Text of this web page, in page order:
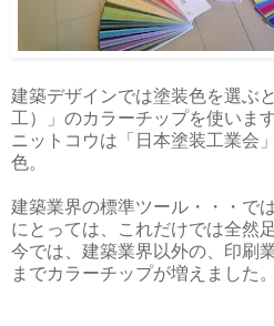
建築デザインでは塗装色を選ぶ
工）」のカラーチップを使います
ニットコウは「日本塗装工業会
色。
建築業界の標準ツール・・・で
にとっては、これだけでは全然
今では、建築業界以外の、印刷
までカラーチップが増えました。